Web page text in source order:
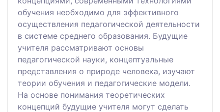
обучения необходимо для эффективного
осуществления педагогической деятельности
в системе среднего образования. Будущие
учителя рассматривают основы
педагогической науки, концептуальные
представления о природе человека, изучают
теории обучения и педагогические модели.
На основе понимания теоретических
концепций будущие учителя могут сделать